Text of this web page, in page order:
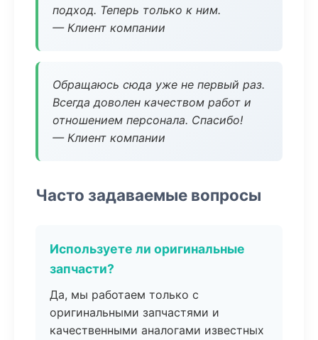
подход. Теперь только к ним.
— Клиент компании
Обращаюсь сюда уже не первый раз.
Всегда доволен качеством работ и
отношением персонала. Спасибо!
— Клиент компании
Часто задаваемые вопросы
Используете ли оригинальные
запчасти?
Да, мы работаем только с
оригинальными запчастями и
качественными аналогами известных